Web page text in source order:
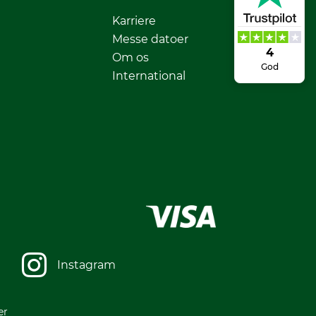
4
God
Karriere
Messe datoer
Om os
International
Instagram